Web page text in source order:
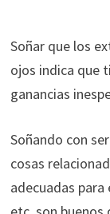
Soñar que los
ojos indica que
ganancias
Soñando con
cosas
adecuadas